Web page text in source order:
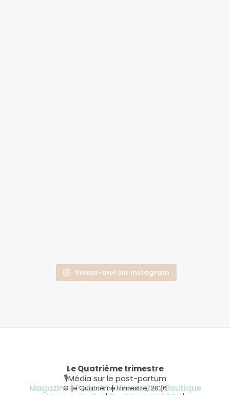
Suivez-moi sur Instagram
Le Quatrième trimestre
🎙Média sur le post-partum
Magazine|Podcast|Newsletter|Boutique
© Le Quatrième trimestre, 2026